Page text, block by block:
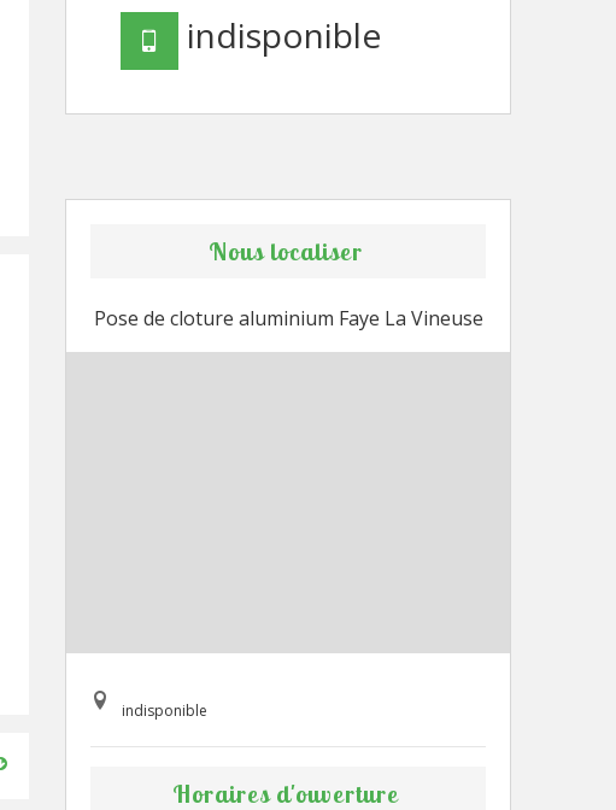
indisponible
Nous localiser
Pose de cloture aluminium Faye La Vineuse
indisponible
Horaires d'ouverture